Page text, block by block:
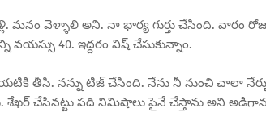
మనం వెళ్ళాలి అని. నా భార్య గుర్తు చేసింది. వారం
40. ఇద్దరం విష్ చేసుకున్నాం.
తీసి. నన్ను టీజ్ చేసింది. నేను నీ నుంచి చాలా
శేఖర్ చేసినట్టు పది నిమిషాలు పైనే చేస్తాను అని